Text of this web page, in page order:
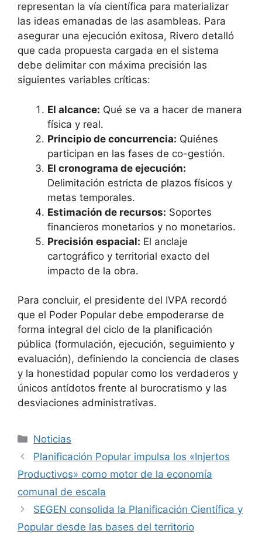
representan la vía científica para materializar
las ideas emanadas de las asambleas. Para
asegurar una ejecución exitosa, Rivero detalló
que cada propuesta cargada en el sistema
debe delimitar con máxima precisión las
siguientes variables críticas:
El alcance: Qué se va a hacer de manera
física y real.
Principio de concurrencia: Quiénes
participan en las fases de co-gestión.
El cronograma de ejecución:
Delimitación estricta de plazos físicos y
metas temporales.
Estimación de recursos: Soportes
financieros monetarios y no monetarios.
Precisión espacial: El anclaje
cartográfico y territorial exacto del
impacto de la obra.
Para concluir, el presidente del IVPA recordó
que el Poder Popular debe empoderarse de
forma integral del ciclo de la planificación
pública (formulación, ejecución, seguimiento y
evaluación), definiendo la conciencia de clases
y la honestidad popular como los verdaderos y
únicos antídotos frente al burocratismo y las
desviaciones administrativas.
Noticias
Planificación Popular impulsa los «Injertos
Productivos» como motor de la economía
comunal de escala
SEGEN consolida la Planificación Científica y
Popular desde las bases del territorio